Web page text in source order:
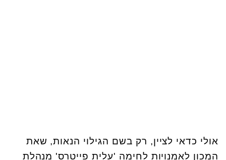
אולי כדאי לציין, רק בשם הגילוי הנאות, שאת
המכון לאמנויות לחימה 'עלית פייטרס' מנהלת